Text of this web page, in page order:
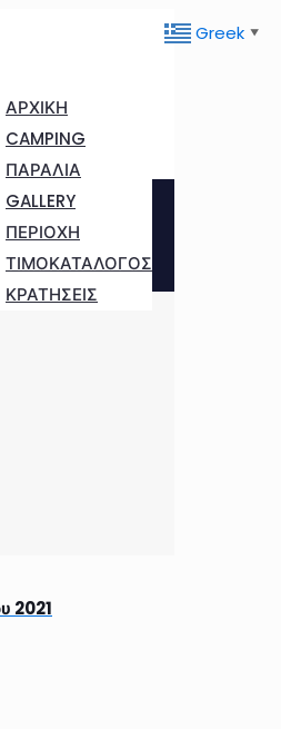
ΑΡΧΙΚΗ
CAMPING
ΠΑΡΑΛΙΑ
GALLERY
ΠΕΡΙΟΧΗ
ΤΙΜΟΚΑΤΑΛΟΓΟΣ
ΚΡΑΤΗΣΕΙΣ
2021
Greek ▼